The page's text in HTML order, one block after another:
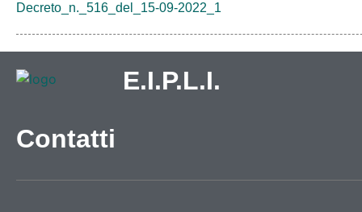
Decreto_n._516_del_15-09-2022_1
E.I.P.L.I.
Contatti